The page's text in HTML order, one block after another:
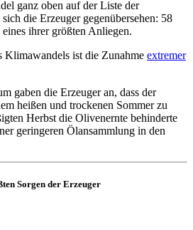
ganz oben auf der Liste der
die Erzeuger gegenübersehen: 58
ihrer größten Anliegen.
Klimawandels ist die Zunahme extremer
gaben die Erzeuger an, dass der
heißen und trockenen Sommer zu
Herbst die Olivenernte behinderte
geringeren Ölansammlung in den
Sorgen der Erzeuger